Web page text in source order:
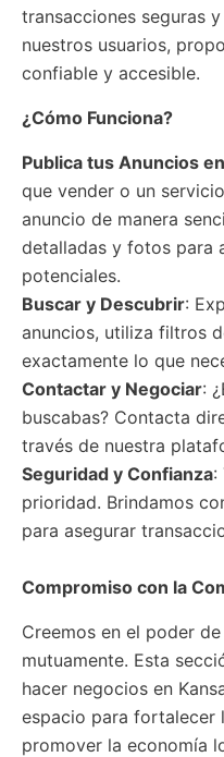
transacciones seguras
nuestros usuarios,
confiable y accesible.
¿Cómo Funciona?
Publica tus Anuncios
que vender o un
anuncio de manera
detalladas y fotos para
potenciales.
Buscar y Descubrir:
anuncios, utiliza filtros
exactamente lo que
Contactar y Negociar:
buscabas? Contacta
través de nuestra
Seguridad y Confianza:
prioridad. Brindamos
para asegurar
Compromiso con la
Creemos en el poder
mutuamente. Esta
hacer negocios en
espacio para fortalecer
promover la economía